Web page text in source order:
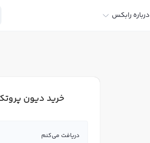
درباره رابکس
خرید دیون
دریافت می‌کنم